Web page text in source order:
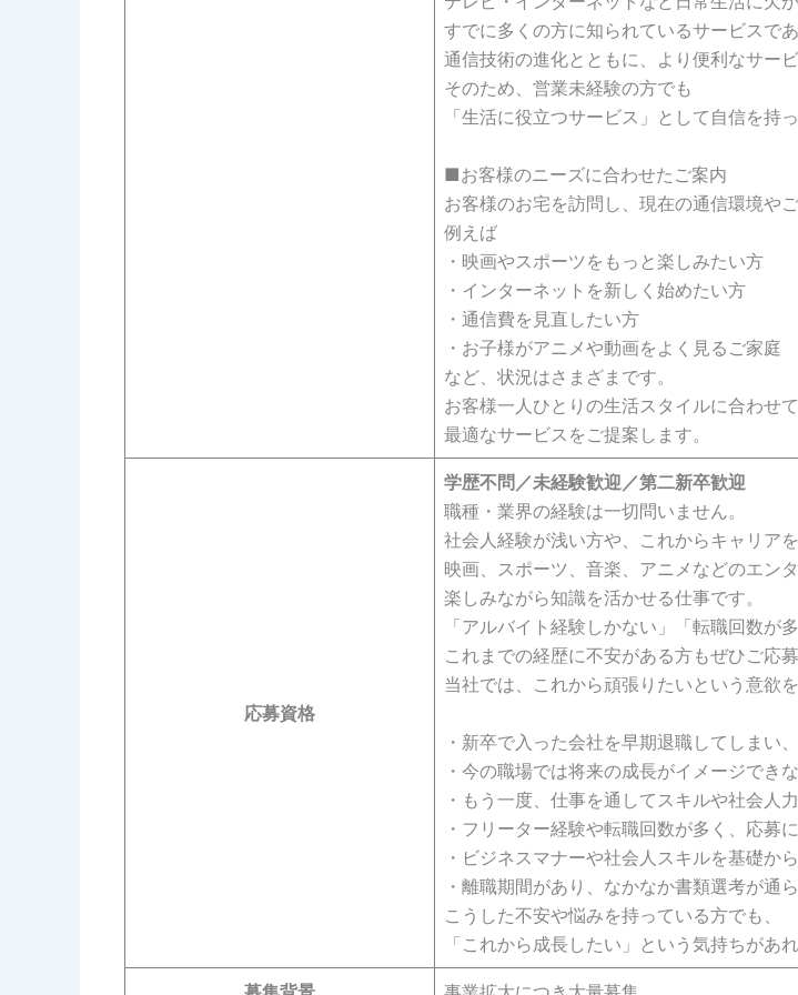
すでに多くの方に知られているサービスであ
通信技術の進化とともに、より便利なサー
そのため、営業未経験の方でも
「生活に役立つサービス」として自信を持
■お客様のニーズに合わせたご案内
お客様のお宅を訪問し、現在の通信環境や
例えば
・映画やスポーツをもっと楽しみたい方
・インターネットを新しく始めたい方
・通信費を見直したい方
・お子様がアニメや動画をよく見るご家庭
など、状況はさまざまです。
お客様一人ひとりの生活スタイルに合わせて
最適なサービスをご提案します。
応募資格
学歴不問／未経験歓迎／第二新卒歓迎
職種・業界の経験は一切問いません。
社会人経験が浅い方や、これからキャリア
映画、スポーツ、音楽、アニメなどのエン
楽しみながら知識を活かせる仕事です。
「アルバイト経験しかない」「転職回数が
これまでの経歴に不安がある方もぜひご応募
当社では、これから頑張りたいという意欲
・新卒で入った会社を早期退職してしまい
・今の職場では将来の成長がイメージでき
・もう一度、仕事を通してスキルや社会人
・フリーター経験や転職回数が多く、応募
・ビジネスマナーや社会人スキルを基礎か
・離職期間があり、なかなか書類選考が通
こうした不安や悩みを持っている方でも、
「これから成長したい」という気持ちがあ